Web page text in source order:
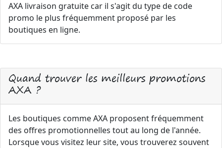
AXA livraison gratuite car il s'agit du type de code
promo le plus fréquemment proposé par les
boutiques en ligne.
Quand trouver les meilleurs promotions
AXA ?
Les boutiques comme AXA proposent fréquemment
des offres promotionnelles tout au long de l'année.
Lorsque vous visitez leur site, vous trouverez souvent